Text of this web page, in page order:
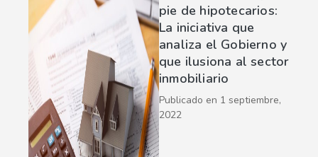
pie de hipotecarios:
La iniciativa que
analiza el Gobierno y
que ilusiona al sector
inmobiliario
Publicado en 1 septiembre,
2022